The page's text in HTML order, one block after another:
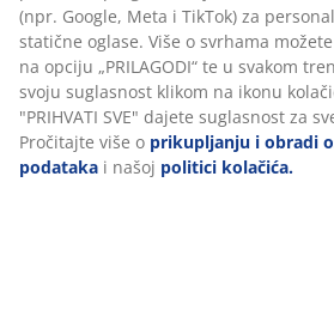
Komentari
(3)
(npr. Google, Meta i TikTok) za
statične oglase. Više o svrhama
na opciju „PRILAGODI“ te u svakom
svoju suglasnost klikom na ikonu
"PRIHVATI SVE" dajete suglasnost za
Pročitajte više o prikupljanju i obradi
podataka i našoj politici kolačića.